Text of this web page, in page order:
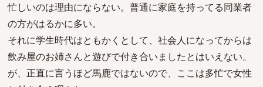
忙しいのは理由にならない。普通に家庭を持ってる同業者
の方がはるかに多い。
それに学生時代はともかくとして、社会人になってからは
飲み屋のお姉さんと遊びで付き合いましたとはいえない。
が、正直に言うほど馬鹿ではないので、ここは多忙で女性